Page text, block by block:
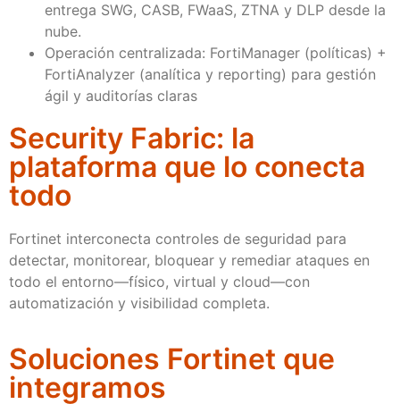
entrega SWG, CASB, FWaaS, ZTNA y DLP desde la
nube.
Operación centralizada: FortiManager (políticas) +
FortiAnalyzer (analítica y reporting) para gestión
ágil y auditorías claras
Security Fabric: la
plataforma que lo conecta
todo
Fortinet interconecta controles de seguridad para
detectar, monitorear, bloquear y remediar ataques en
todo el entorno—físico, virtual y cloud—con
automatización y visibilidad completa.
Soluciones Fortinet que
integramos